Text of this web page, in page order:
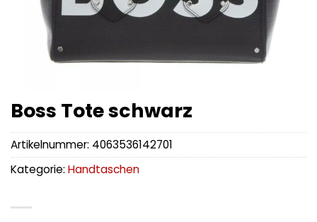
Boss Tote schwarz
Artikelnummer: 4063536142701
Kategorie: Handtaschen